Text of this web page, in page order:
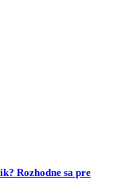
Rozhodne sa pre